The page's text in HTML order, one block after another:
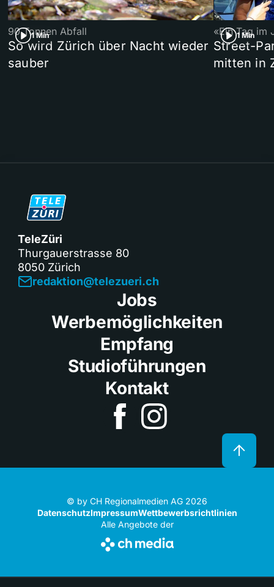
1 Min
90 Tonnen Abfall
So wird Zürich über Nacht wieder
sauber
1 Min
«Ein Tag im
Street-
mitten in
TeleZüri
Thurgauerstrasse 80
8050 Zürich
redaktion@telezueri.ch
Jobs
Werbemöglichkeiten
Empfang
Studioführungen
Kontakt
© by CH Regionalmedien AG 2026
DatenschutzImpressumWettbewerbsrichtlinien
Alle Angebote der